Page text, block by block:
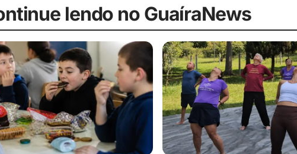
lendo no GuaíraNews